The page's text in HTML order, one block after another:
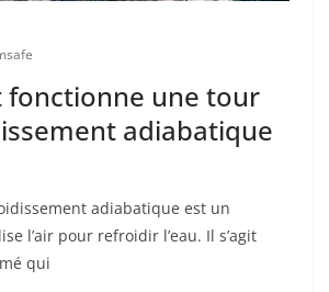
fonctionne une tour
adiabatique
adiabatique est un
l’air pour refroidir l’eau. Il s’agit
qui